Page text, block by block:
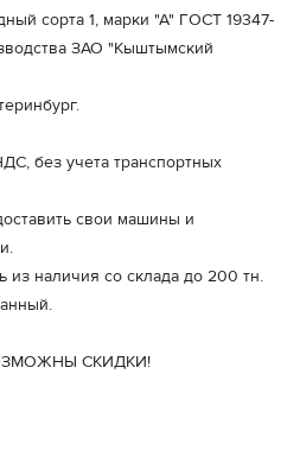
сорта 1, марки "А" ГОСТ 19347-
ЗАО "Кыштымский
без учета транспортных
свои машины и
из наличия со склада до 200 тн.
СКИДКИ!